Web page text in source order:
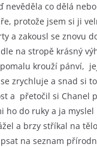
nevěděla co dělá
protože jsem si ji
a zakousl se znovu
na stropě krásný
krouží pánví,
zrychluje a snad si
a přetočil si Chanel
ho do ruky a ja myslel
a brzy stříkal na
na seznam